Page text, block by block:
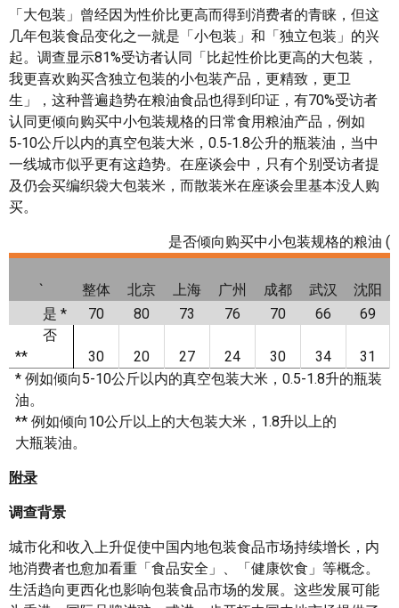
「大包装」曾经因为性价比更高而得到消费者的青睐，但这
几年包装食品变化之一就是「小包装」和「独立包装」的兴
起。调查显示81%受访者认同「比起性价比更高的大包装，
我更喜欢购买含独立包装的小包装产品，更精致，更卫
生」，这种普遍趋势在粮油食品也得到印证，有70%受访者
认同更倾向购买中小包装规格的日常食用粮油产品，例如
5‑10公斤以内的真空包装大米，0.5‑1.8公升的瓶装油，当中
一线城市似乎更有这趋势。在座谈会中，只有个别受访者提
及仍会买编织袋大包装米，而散装米在座谈会里基本没人购
买。
是否倾向购买中小包装规格的粮油
` 整体 北京 上海 广州 成都 武汉 沈阳
是 *
70 80 73 76 70 66
69
否
**
30 20 27 24 30 34
31
* 例如倾向5-10公斤以内的真空包装大米，0.5-1.8升的瓶装
油。
** 例如倾向10公斤以上的大包装大米，1.8升以上的
大瓶装油。
附录
调查背景
城市化和收入上升促使中国内地包装食品市场持续增长，内
地消费者也愈加看重「食品安全」、「健康饮食」等概念。
生活趋向更西化也影响包装食品市场的发展。这些发展可能